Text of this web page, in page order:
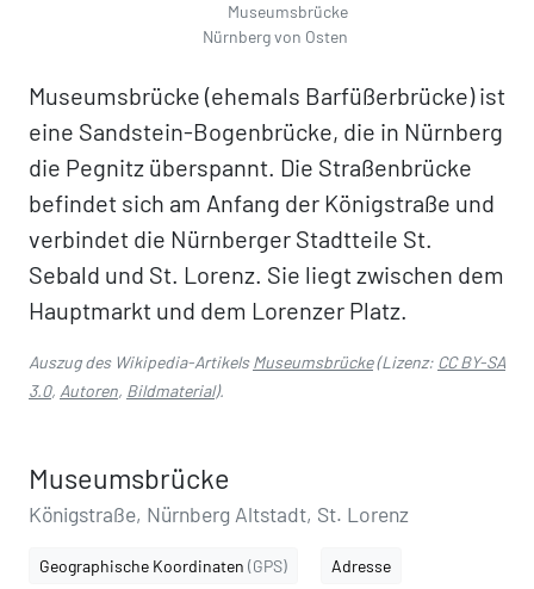
Museumsbrücke
Nürnberg von Osten
Museumsbrücke (ehemals Barfüßerbrücke) ist
eine Sandstein-Bogenbrücke, die in Nürnberg
die Pegnitz überspannt. Die Straßenbrücke
befindet sich am Anfang der Königstraße und
verbindet die Nürnberger Stadtteile St.
Sebald und St. Lorenz. Sie liegt zwischen dem
Hauptmarkt und dem Lorenzer Platz.
Auszug des Wikipedia-ArtikelsMuseumsbrücke(Lizenz: CC BY-SA
3.0, Autoren, Bildmaterial).
Museumsbrücke
Königstraße, Nürnberg Altstadt, St. Lorenz
Geographische Koordinaten (GPS) Adresse